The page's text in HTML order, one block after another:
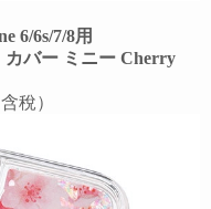
6/6s/7/8用
カバー ミニー Cherry
稅）